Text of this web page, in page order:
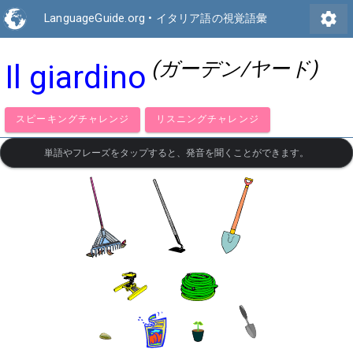
LanguageGuide.org • イタリア語の視覚語彙 settings
Il giardino (ガーデン/ヤード)
スピーキングチャレンジ リスニングチャレンジ
単語やフレーズをタップすると、発音を聞くことができます。